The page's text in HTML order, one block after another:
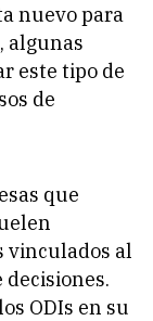
nuevo para
algunas
este tipo de
de
que
vinculados al
decisiones.
ODIs en su